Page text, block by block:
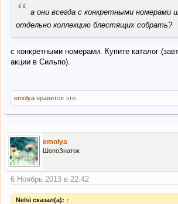
“ а они всегда с конкретными номерами
отдельно коллекцию блестящих собрать?
с конкретными номерами. Купите каталог
акции в Сильпо).
emolya нравится это.
emolya
ШопоЗнаток
6 Ноябрь 2013 в 22:42
Nelsi сказал(а): ↑